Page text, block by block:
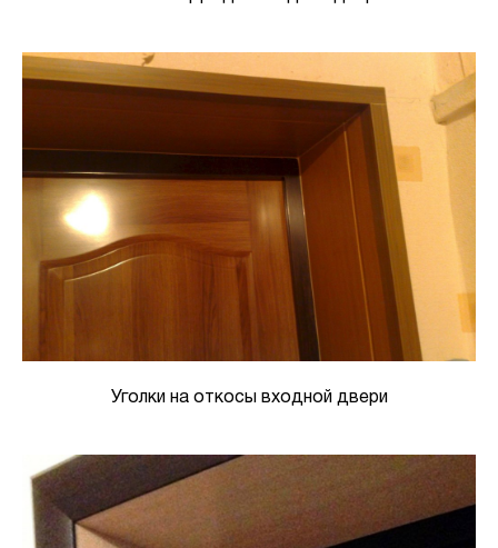
Уголки на откосы входной двери